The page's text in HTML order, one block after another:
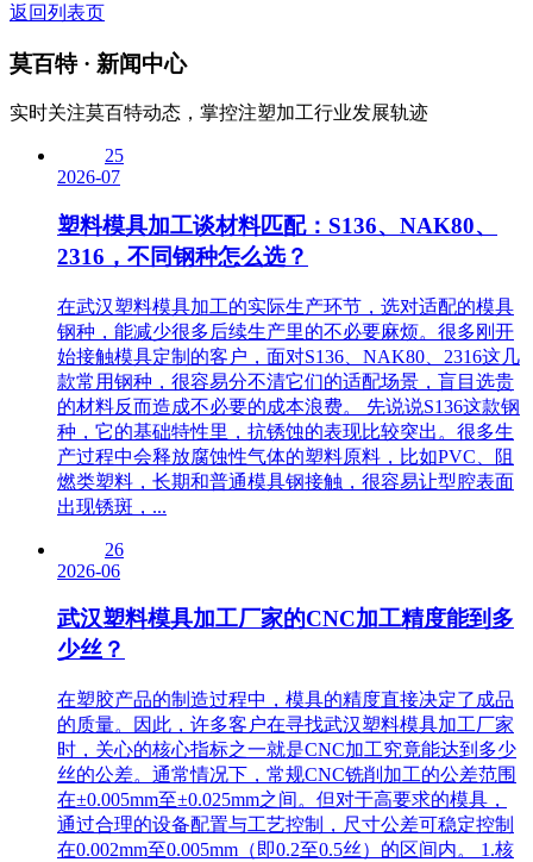
返回列表页
莫百特· 新闻中心
实时关注莫百特动态，掌控注塑加工行业发展轨迹
25
2026-07
塑料模具加工谈材料匹配：S136、NAK80、
2316，不同钢种怎么选？
在武汉塑料模具加工的实际生产环节，选对适配的模具
钢种，能减少很多后续生产里的不必要麻烦。很多刚开
始接触模具定制的客户，面对S136、NAK80、2316这几
款常用钢种，很容易分不清它们的适配场景，盲目选贵
的材料反而造成不必要的成本浪费。 先说说S136这款钢
种，它的基础特性里，抗锈蚀的表现比较突出。很多生
产过程中会释放腐蚀性气体的塑料原料，比如PVC、阻
燃类塑料，长期和普通模具钢接触，很容易让型腔表面
出现锈斑，...
26
2026-06
武汉塑料模具加工厂家的CNC加工精度能到多
少丝？
在塑胶产品的制造过程中，模具的精度直接决定了成品
的质量。因此，许多客户在寻找武汉塑料模具加工厂家
时，关心的核心指标之一就是CNC加工究竟能达到多少
丝的公差。通常情况下，常规CNC铣削加工的公差范围
在±0.005mm至±0.025mm之间。但对于高要求的模具，
通过合理的设备配置与工艺控制，尺寸公差可稳定控制
在0.002mm至0.005mm（即0.2至0.5丝）的区间内。 1.核